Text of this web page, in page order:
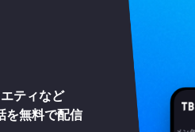
ティなど
を無料で配信